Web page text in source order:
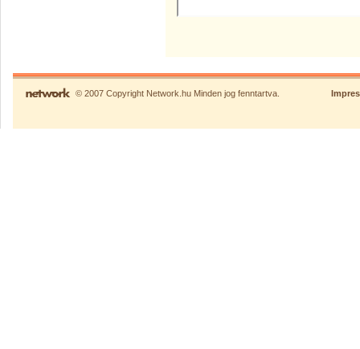
© 2007 Copyright Network.hu Minden jog fenntartva.